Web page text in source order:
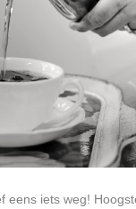
eens iets weg!